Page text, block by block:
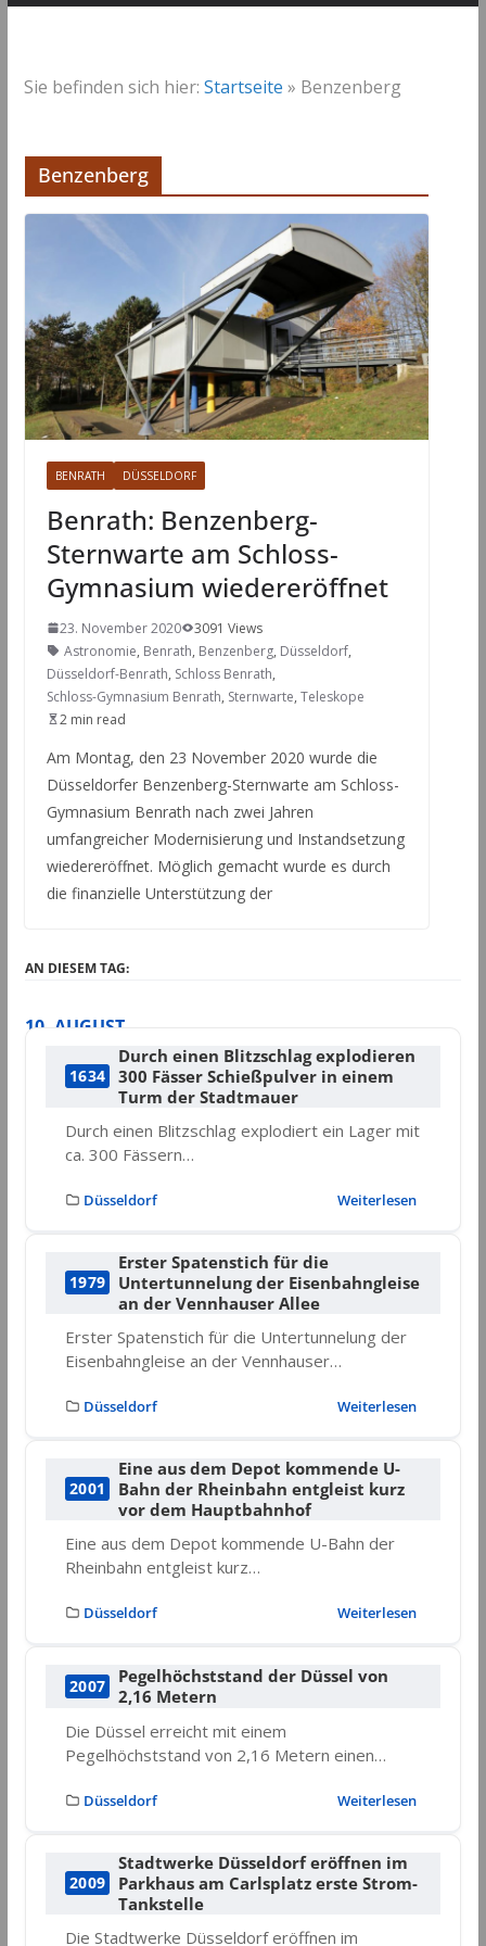
Sie befinden sich hier: Startseite » Benzenberg
Benzenberg
BENRATH DÜSSELDORF
Benrath: Benzenberg-
Sternwarte am Schloss-
Gymnasium wiedereröffnet
23. November 2020
3091 Views
Astronomie, Benrath, Benzenberg, Düsseldorf,
Düsseldorf-Benrath, Schloss Benrath,
Schloss-Gymnasium Benrath, Sternwarte, Teleskope
2 min read
Am Montag, den 23 November 2020 wurde die
Düsseldorfer Benzenberg-Sternwarte am Schloss-
Gymnasium Benrath nach zwei Jahren
umfangreicher Modernisierung und Instandsetzung
wiedereröffnet. Möglich gemacht wurde es durch
die finanzielle Unterstützung der
AN DIESEM TAG:
10. AUGUST
1634
Durch einen Blitzschlag explodieren
300 Fässer Schießpulver in einem
Turm der Stadtmauer
Durch einen Blitzschlag explodiert ein Lager mit
ca. 300 Fässern…
Düsseldorf Weiterlesen
1979
Erster Spatenstich für die
Untertunnelung der Eisenbahngleise
an der Vennhauser Allee
Erster Spatenstich für die Untertunnelung der
Eisenbahngleise an der Vennhauser…
Düsseldorf Weiterlesen
2001
Eine aus dem Depot kommende U-
Bahn der Rheinbahn entgleist kurz
vor dem Hauptbahnhof
Eine aus dem Depot kommende U-Bahn der
Rheinbahn entgleist kurz…
Düsseldorf Weiterlesen
2007
Pegelhöchststand der Düssel von
2,16 Metern
Die Düssel erreicht mit einem
Pegelhöchststand von 2,16 Metern einen…
Düsseldorf Weiterlesen
2009
Stadtwerke Düsseldorf eröffnen im
Parkhaus am Carlsplatz erste Strom-
Tankstelle
Die Stadtwerke Düsseldorf eröffnen im